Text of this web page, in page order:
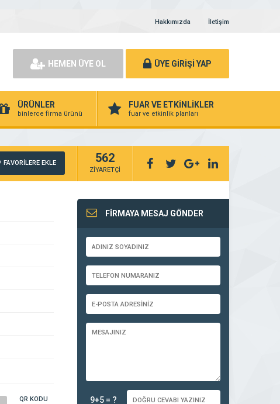
Hakkımızda İletişim
HEMEN ÜYE OL ÜYE GİRİŞİ YAP
ÜRÜNLER
binlerce firma ürünü
FUAR VE ETKİNLİKLER
fuar ve etkinlik planları
FAVORİLERE EKLE 562
ZİYARETÇİ
QR KODU
FİRMAYA MESAJ GÖNDER
9+5 = ?